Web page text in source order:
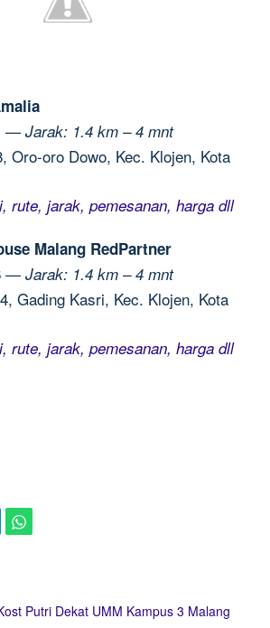
— Jarak: 1.4 km – 4 mnt
Oro-oro Dowo, Kec. Klojen, Kota
rute, jarak, pemesanan, harga dll
Malang RedPartner
— Jarak: 1.4 km – 4 mnt
Gading Kasri, Kec. Klojen, Kota
rute, jarak, pemesanan, harga dll
Putri Dekat UMM Kampus 3 Malang